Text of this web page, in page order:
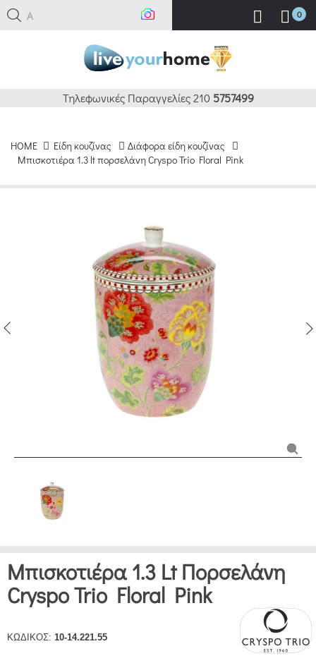
Ανα 0
Τηλεφωνικές Παραγγελίες 210 5757499
HOME Είδη κουζίνας
Διάφορα είδη κουζίνας
Μπισκοτιέρα 1.3 lt πορσελάνη Cryspo Trio Floral Pink
Μπισκοτιέρα 1.3 Lt Πορσελάνη
Cryspo Trio Floral Pink
ΚΩΔΙΚΟΣ: 10-14.221.55